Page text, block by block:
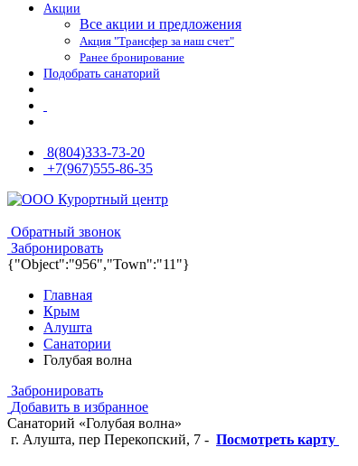
Акции
Все акции и предложения
Акция "Трансфер за наш счет"
Ранее бронирование
Подобрать санаторий
8(804)333-73-20
+7(967)555-86-35
Обратный звонок
Забронировать
{"Object":"956","Town":"11"}
Главная
Крым
Алушта
Санатории
Голубая волна
Забронировать
Добавить в избранное
Санаторий «Голубая волна»
г. Алушта, пер Перекопский, 7 - Посмотреть карту